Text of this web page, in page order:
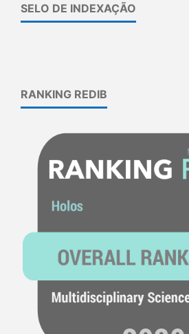
SELO DE INDEXAÇÃO
RANKING REDIB